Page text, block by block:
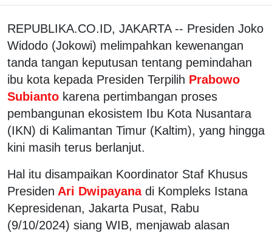
REPUBLIKA.CO.ID, JAKARTA -- Presiden Joko
Widodo (Jokowi) melimpahkan kewenangan
tanda tangan keputusan tentang pemindahan
ibu kota kepada Presiden Terpilih Prabowo
Subianto karena pertimbangan proses
pembangunan ekosistem Ibu Kota Nusantara
(IKN) di Kalimantan Timur (Kaltim), yang hingga
kini masih terus berlanjut.
Hal itu disampaikan Koordinator Staf Khusus
Presiden Ari Dwipayana di Kompleks Istana
Kepresidenan, Jakarta Pusat, Rabu
(9/10/2024) siang WIB, menjawab alasan